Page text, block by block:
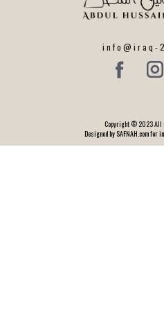
info@iraq-
Copyright © 2023 All
Designed by SAFNAH.com for